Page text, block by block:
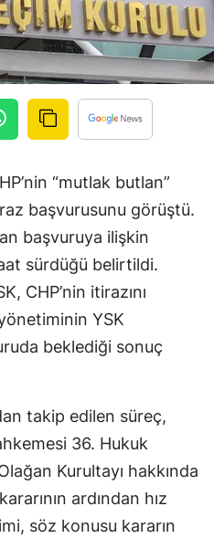
“mutlak butlan”
başvurusunu görüştü.
başvuruya ilişkin
sürdüğü belirtildi.
CHP’nin itirazını
YSK
beklediği sonuç
takip edilen süreç,
36. Hukuk
Kurultayı hakkında
ardından hız
söz konusu kararın